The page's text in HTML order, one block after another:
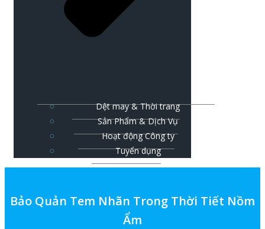
Dệt may & Thời trang
Sản Phẩm & Dịch Vụ
Hoạt động Công ty
Tuyển dụng
Bảo Quản Tem Nhãn Trong Thời Tiết Nồm
Ẩm